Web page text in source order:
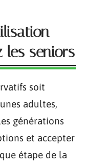
les seniors
soit
adultes,
générations
et accepter
étape de la